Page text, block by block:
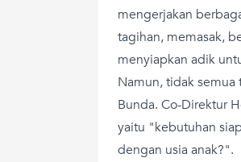
mengerjakan
tagihan, memasak,
menyiapkan adik
Namun, tidak
Bunda. Co-Direktur
yaitu "kebutuhan
dengan usia anak?".